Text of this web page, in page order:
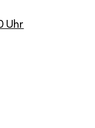
Uhr